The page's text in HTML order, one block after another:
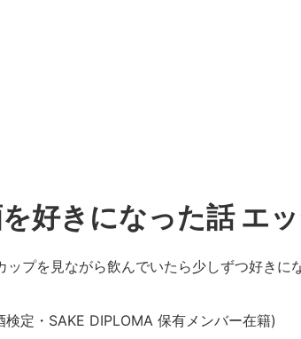
好きになった話 エ
プを見ながら飲んでいたら少しずつ好き
検定・SAKE DIPLOMA 保有メンバー在籍)